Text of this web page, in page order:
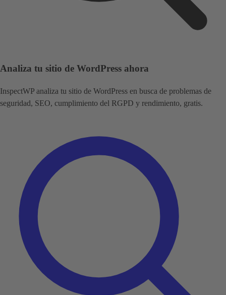
Analiza tu sitio de WordPress ahora
InspectWP analiza tu sitio de WordPress en busca de problemas de
seguridad, SEO, cumplimiento del RGPD y rendimiento, gratis.